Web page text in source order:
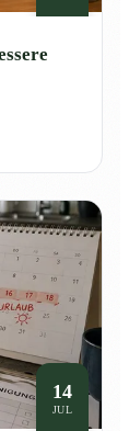
14
JUL